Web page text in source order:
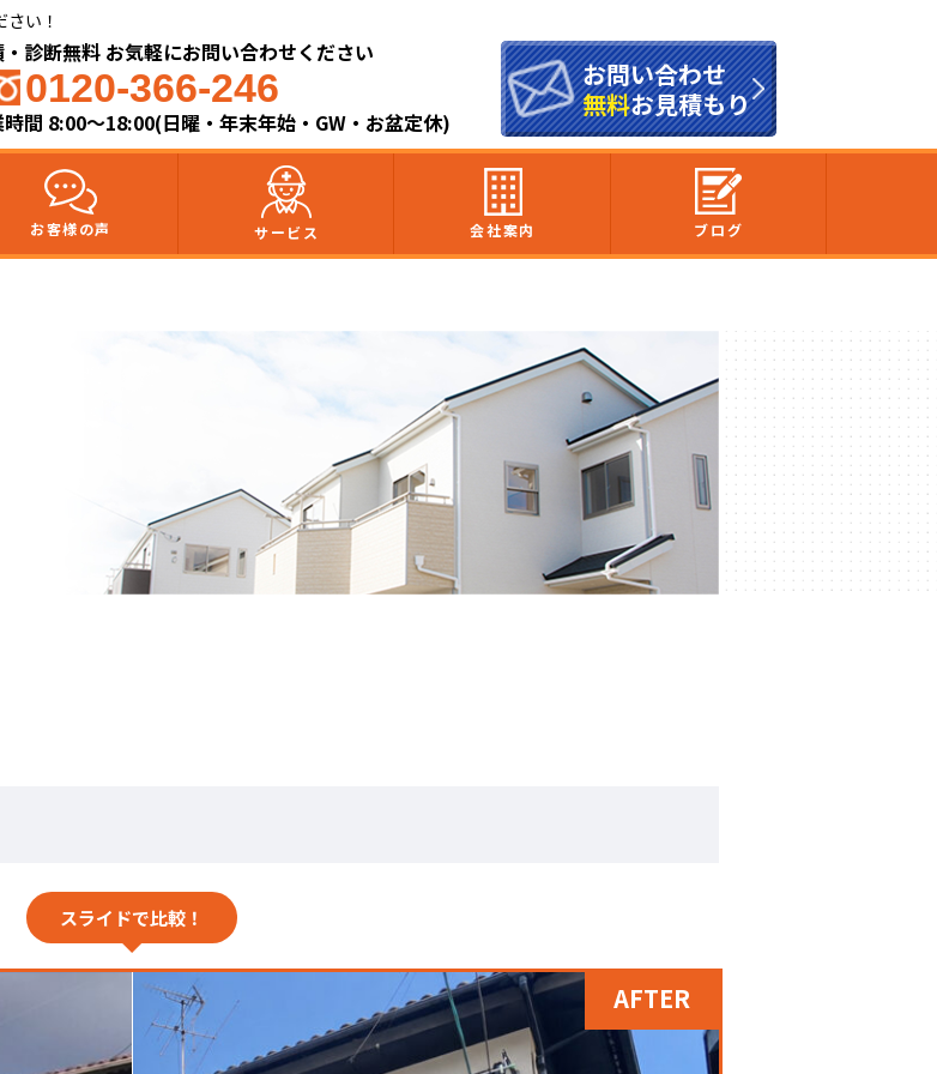
い！
・診断無料 お気軽にお問い合わせください
0120-366-246
時間 8:00～18:00(日曜・年末年始・GW・お盆定休)
お問い合わせ
無料お見積もり
お客様の声 サービス 会社案内 ブログ
スライドで比較！
AFTER